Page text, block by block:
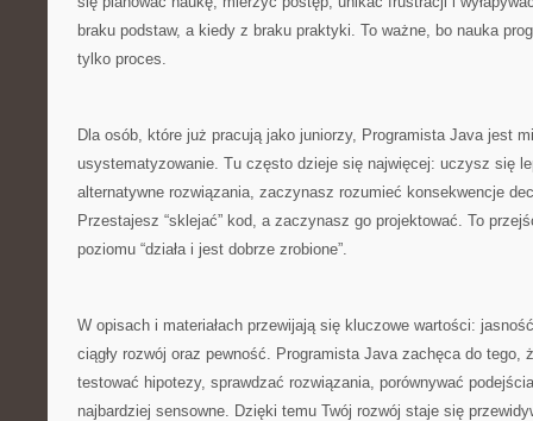
braku podstaw, a kiedy z braku praktyki. To ważne, bo nauka
tylko proces.
Dla osób, które już pracują jako juniorzy, Programista Java jest
usystematyzowanie. Tu często dzieje się najwięcej: uczysz się
alternatywne rozwiązania, zaczynasz rozumieć konsekwencje
Przestajesz “sklejać” kod, a zaczynasz go projektować. To
poziomu “działa i jest dobrze zrobione”.
W opisach i materiałach przewijają się kluczowe wartości:
ciągły rozwój oraz pewność. Programista Java zachęca do
testować hipotezy, sprawdzać rozwiązania, porównywać
najbardziej sensowne. Dzięki temu Twój rozwój staje się